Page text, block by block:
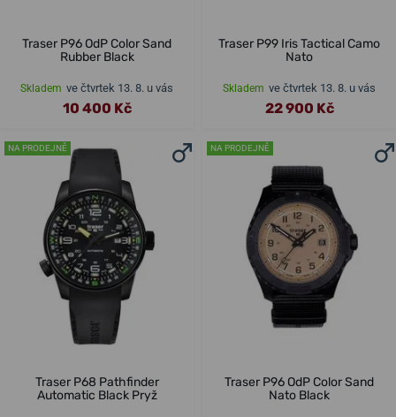
Traser P96 OdP Color Sand
Rubber Black
Skladem ve čtvrtek 13. 8. u vás
10 400 Kč
Traser P99 Iris Tactical Camo
Nato
Skladem ve čtvrtek 13. 8. u vás
22 900 Kč
NA PRODEJNĚ
Traser P68 Pathfinder
Automatic Black Pryž
NA PRODEJNĚ
Traser P96 OdP Color Sand
Nato Black